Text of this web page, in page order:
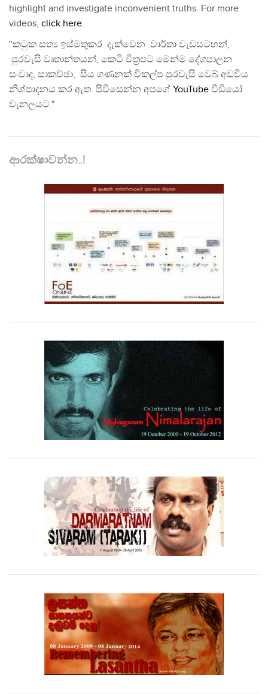
highlight and investigate inconvenient truths. For more
videos, click here.
"කටුක සත්‍ය ඉස්මතුකර දැක්වෙන වාර්තා වැඩසටහන්,
පුරවැසි වෘතාන්තයන්, කෙටි චිත්‍රපට මෙන්ම දේශපාලන
සංවාද, සාකච්ඡා, සිය ගණනක් විකල්ප පුරවැසි වෙබ් අඩවිය
නිශ්පාදනය කර ඇත. පිවිසෙන්න අපගේ YouTube වීඩියෝ
චැනලයට."
ආරක්ෂාවන්න..!